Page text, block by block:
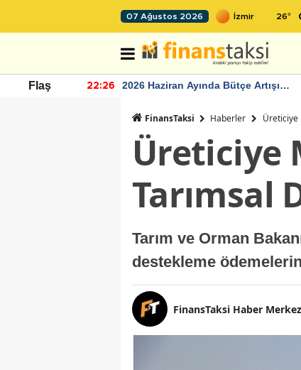
07 Ağustos 2026 26°
Flaş 22:26
2026 Haziran Ayında Bütçe Artışı
FinansTaksi Haberler Üreticiye
Üreticiye
Tarımsal
Tarım ve Orman
destekleme
FinansTaksi Haber